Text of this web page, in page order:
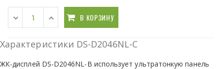
В КОРЗИНУ
Характеристики DS-D2046NL-C
ЖК-дисплей DS-D2046NL-B использует ультратонкую панель